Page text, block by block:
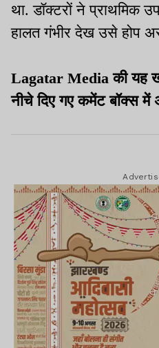
था. डॉक्टरों ने प्राथमिक
हालत गंभीर देख उसे होप
Lagatar Media की यह
नीचे दिए गए कमेंट बॉक्स में